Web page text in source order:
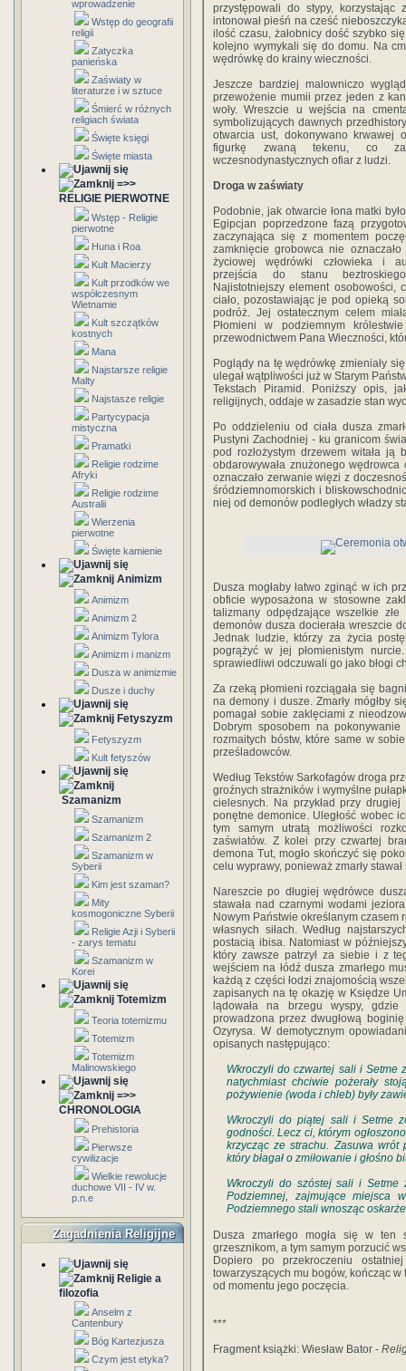
wprowadzenie
Wstęp do geografii
religii
Zatyczka
panieńska
Zaświaty w
literaturze i w sztuce
Śmierć w różnych
religiach świata
Święte księgi
Święte miasta
=>>
RELIGIE PIERWOTNE
Wstęp - Religie
pierwotne
Huna i Roa
Kult Macierzy
Kult przodków we
współczesnym
Wietnamie
Kult szczątków
kostnych
Mana
Najstarsze religie
Malty
Najstasze religie
Partycypacja
mistyczna
Pramatki
Religie rodzime
Afryki
Religie rodzime
Australii
Wierzenia
pierwotne
Święte kamienie
Animizm
Animizm
Animizm 2
Animizm Tylora
Animizm i manizm
Dusza w animizmie
Dusze i duchy
Fetyszyzm
Fetyszyzm
Kult fetyszów
Szamanizm
Szamanizm
Szamanizm 2
Szamanizm w
Syberii
Kim jest szaman?
Mity
kosmogoniczne Syberii
Religie Azji i Syberii
- zarys tematu
Szamanizm w
Korei
Totemizm
Teoria totemizmu
Totemizm
Totemizm
Malinowskiego
=>>
CHRONOLOGIA
Prehistoria
Pierwsze
cywilizacje
Wielkie rewolucje
duchowe VII - IV w.
p.n.e
Zagadnienia Religijne
Religie a
filozofia
Anselm z
Cantenbury
Bóg Kartezjusza
Czym jest etyka?
przystępowali do stypy,
intonował pieśń na cześć
ilość czasu, żałobnicy dość szybko
kolejno wymykali się do domu. Na
wędrówkę do krainy wieczności.
Jeszcze bardziej malowniczo
przewożenie mumii przez jeden z
woły. Wreszcie u wejścia na
symbolizujących dawnych
otwarcia ust, dokonywano krwawej
figurkę zwaną tekenu, co
wczesnodynastycznych ofiar z ludzi.
Droga w zaświaty
Podobnie, jak otwarcie łona matki
Egipcjan poprzedzone fazą
zaczynająca się z momentem
zamknięcie grobowca nie
życiowej wędrówki człowieka i
przejścia do stanu
Najistotniejszy element osobowości,
ciało, pozostawiając je pod opieką
podróż. Jej ostatecznym celem
Płomieni w podziemnym
przewodnictwem Pana Wieczności,
Poglądy na tę wędrówkę zmieniały
ulegał wątpliwości już w Starym
Tekstach Piramid. Poniższy opis,
religijnych, oddaje w zasadzie stan
Po oddzieleniu od ciała dusza
Pustyni Zachodniej - ku granicom
pod rozłożystym drzewem witała
obdarowywała znużonego
oznaczało zerwanie więzi z
śródziemnomorskich i
niej od demonów podległych władzy
Dusza mogłaby łatwo zginąć w ich
obficie wyposażona w stosowne
talizmany odpędzające wszelkie
demonów dusza docierała wreszcie
Jednak ludzie, którzy za życia
pogrążyć w jej płomienistym
sprawiedliwi odczuwali go jako błogi
Za rzeką płomieni rozciągała się
na demony i dusze. Zmarły mógłby
pomagał sobie zaklęciami z
Dobrym sposobem na
rozmaitych bóstw, które same w
prześladowców.
Według Tekstów Sarkofagów droga
groźnych strażników i wymyślne
cielesnych. Na przykład przy
ponętne demonice. Uległość wobec
tym samym utratą możliwości
zaświatów. Z kolei przy czwartej
demona Tut, mogło skończyć się
celu wyprawy, ponieważ zmarły
Nareszcie po długiej wędrówce
stawała nad czarnymi wodami
Nowym Państwie określanym czasem
własnych siłach. Według
postacią ibisa. Natomiast w
który zawsze patrzył za siebie i z
wejściem na łódź dusza zmarłego
każdą z części łodzi znajomością
zapisanych na tę okazję w Księdze
lądowała na brzegu wyspy,
prowadzona przez dwugłową
Ozyrysa. W demotycznym
opisanych następująco:
Wkroczyli do czwartej sali i Setme
natychmiast chciwie pożerały
pożywienie (woda i chleb) były
Wkroczyli do piątej sali i Setme
godności. Lecz ci, którym
krzycząc ze strachu. Zasuwa
który błagał o zmiłowanie i głośno
Wkroczyli do szóstej sali i Setme
Podziemnej, zajmujące miejsca
Podziemnego stali wnosząc
Dusza zmarłego mogła się w ten
grzesznikom, a tym samym porzucić
Dopiero po przekroczeniu
towarzyszących mu bogów, kończąc
od momentu jego poczęcia.
***
Fragment książki: Wiesław Bator -